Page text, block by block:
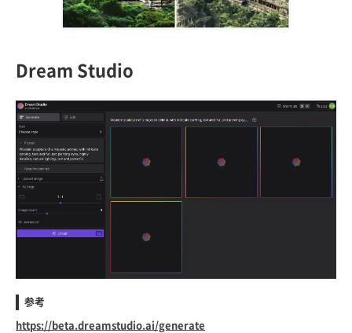
Dream Studio
参考
https://beta.dreamstudio.ai/generate